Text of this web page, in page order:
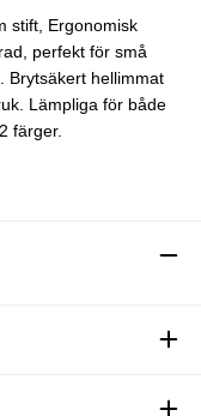
stift, Ergonomisk
perfekt för små
Brytsäkert hellimmat
Lämpliga för både
färger.